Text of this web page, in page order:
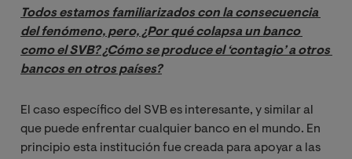
Todos estamos familiarizados con la consecuencia
del fenómeno, pero, ¿Por qué colapsa un banco
como el SVB? ¿Cómo se produce el ‘contagio’ a otros
bancos en otros países?
El caso específico del SVB es interesante, y similar al
que puede enfrentar cualquier banco en el mundo. En
principio esta institución fue creada para apoyar a las